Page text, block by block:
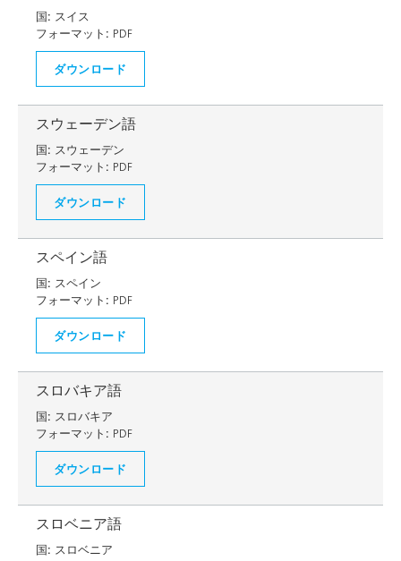
国: スイス
フォーマット: PDF
ダウンロード
スウェーデン語
国: スウェーデン
フォーマット: PDF
ダウンロード
スペイン語
国: スペイン
フォーマット: PDF
ダウンロード
スロバキア語
国: スロバキア
フォーマット: PDF
ダウンロード
スロベニア語
国: スロベニア